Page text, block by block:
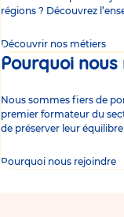
régions ? Découvrez
Découvrir nos métiers
Pourquoi
Nous sommes fiers de
premier formateur du
de préserver leur
Pourquoi nous rejoindre